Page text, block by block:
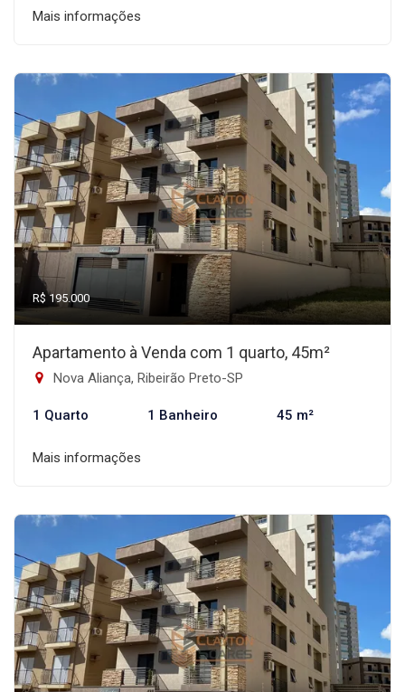
Mais informações
R$ 195.000
Apartamento à Venda com 1 quarto, 45m²
Nova Aliança, Ribeirão Preto-SP
1 Quarto 1 Banheiro 45 m²
Mais informações